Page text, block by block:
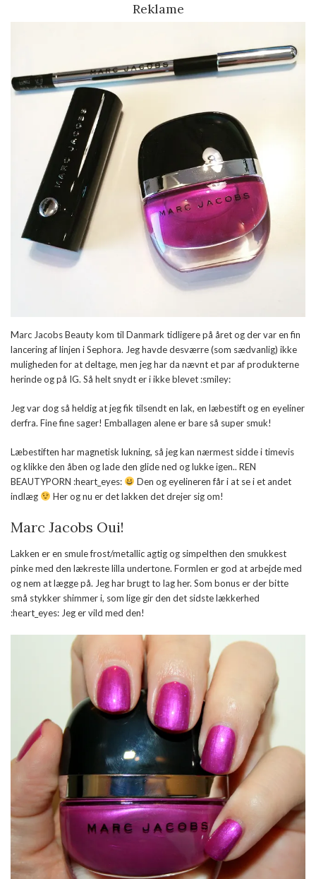
Reklame
Marc Jacobs Beauty kom til Danmark tidligere på året og der var en fin
lancering af linjen i Sephora. Jeg havde desværre (som sædvanlig) ikke
muligheden for at deltage, men jeg har da nævnt et par af produkterne
herinde og på IG. Så helt snydt er i ikke blevet :smiley:
Jeg var dog så heldig at jeg fik tilsendt en lak, en læbestift og en eyeliner
derfra. Fine fine sager! Emballagen alene er bare så super smuk!
Læbestiften har magnetisk lukning, så jeg kan nærmest sidde i timevis
og klikke den åben og lade den glide ned og lukke igen.. REN
BEAUTYPORN :heart_eyes:
Den og eyelineren får i at se i et andet
indlæg
Her og nu er det lakken det drejer sig om!
Marc Jacobs Oui!
Lakken er en smule frost/metallic agtig og simpelthen den smukkest
pinke med den lækreste lilla undertone. Formlen er god at arbejde med
og nem at lægge på. Jeg har brugt to lag her. Som bonus er der bitte
små stykker shimmer i, som lige gir den det sidste lækkerhed
:heart_eyes: Jeg er vild med den!